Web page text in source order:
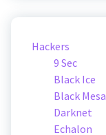
Hackers
9 Sec
Black Ice
Black Mesa
Darknet
Echalon